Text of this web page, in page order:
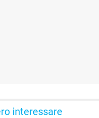
interessare